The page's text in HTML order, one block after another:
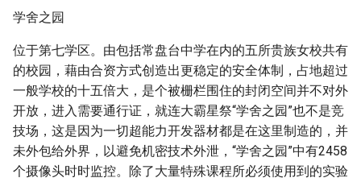
学舍之园
位于第七学区。由包括常盘台中学在内的五所贵族女校共有
的校园，藉由合资方式创造出更稳定的安全体制，占地超过
一般学校的十五倍大，是个被栅栏围住的封闭空间并不对外
开放，进入需要通行证，就连大霸星祭“学舍之园”也不是竞
技场，这是因为一切超能力开发器材都是在这里制造的，并
未外包给外界，以避免机密技术外泄，“学舍之园”中有2458
个摄像头时时监控。除了大量特殊课程所必须使用到的实验